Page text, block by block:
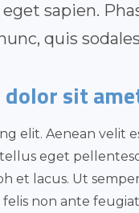
sapien.
quis
sit
elit. Aenean velit
tellus eget
et lacus. Ut
non ante